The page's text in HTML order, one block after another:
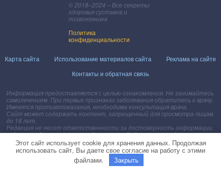
© 2018–2024 – Все секреты
здоровья суставов и
позвоночника
Политика
конфиденциальности
Карта сайта Использование материалов сайта
Реклама на сайте
Контакты и обратная связь
Информация предоставляется с целью ознакомления. Не занимайтесь
самолечением. При первых признаках заболевания обратитесь к врачу.
Имеются противопоказания, необходима консультация врача.
Сайт может содержать контент, запрещенный для просмотра лицам
до 18 лет.
Редакция не несет ответственности за достоверность информации,
содержащейся в рекламных объявлениях. Редакция не предоставляет
справочной информации.
* - на правах рекламы.
Присоединяйтесь к нашим
Этот сайт использует cookie для хранения данных. Продолжая
использовать сайт, Вы даете свое согласие на работу с этими
файлами.
Закрыть